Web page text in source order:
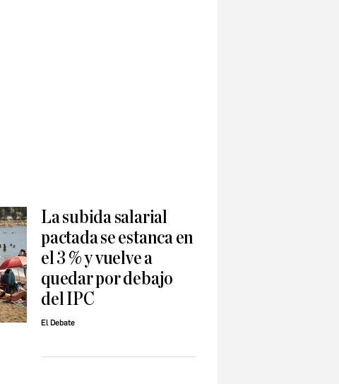
La subida salarial
pactada se estanca en
el 3 % y vuelve a
quedar por debajo
del IPC
El Debate